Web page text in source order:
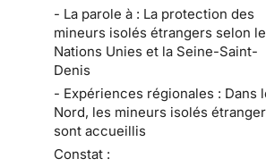
- La parole à : La protection des
mineurs isolés étrangers selon
Nations Unies et la Seine-Saint-
Denis
- Expériences régionales : Dans
Nord, les mineurs isolés
sont accueillis
Constat :